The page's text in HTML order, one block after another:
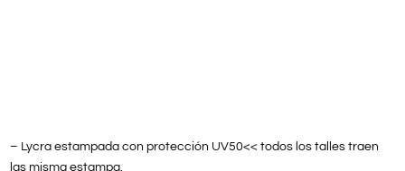
– Lycra estampada con protección UV50<< todos los talles traen
las misma estampa.